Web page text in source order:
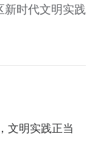
新时代文明实践
文明实践正当